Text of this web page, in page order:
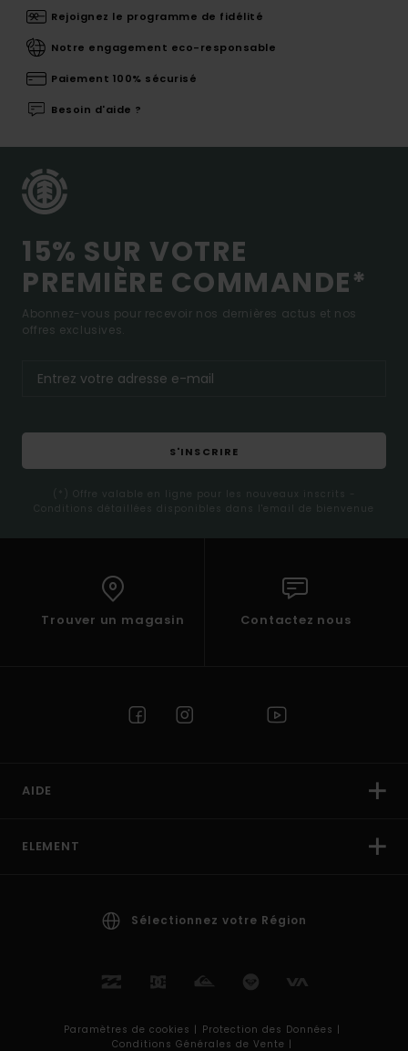
Rejoignez le programme de fidélité
Notre engagement eco-responsable
Paiement 100% sécurisé
Besoin d'aide ?
15% SUR VOTRE
PREMIÈRE COMMANDE*
Abonnez-vous pour recevoir nos dernières actus et nos
offres exclusives.
S'INSCRIRE
(*) Offre valable en ligne pour les nouveaux inscrits -
Conditions détaillées disponibles dans l'email de bienvenue
Trouver un magasin Contactez nous
AIDE
ELEMENT
Sélectionnez votre Région
Paramètres de cookies | Protection des Données |
Conditions Générales de Vente |